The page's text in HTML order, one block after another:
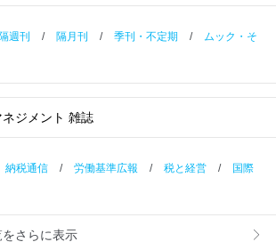
隔週刊 / 隔月刊 / 季刊・不定期 /
ムック・そ
ジメント 雑誌
納税通信 / 労働基準広報 / 税と経営 /
国際
さらに表示